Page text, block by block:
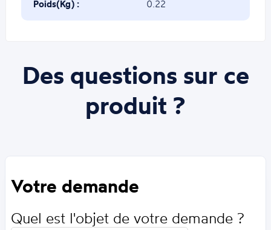
Poids(Kg) : 0.22
Des questions sur ce
produit ?
Votre demande
Quel est l'objet de votre demande ?